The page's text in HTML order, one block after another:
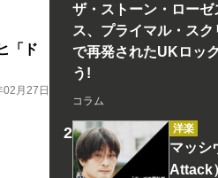
「ド
02月27日
ザ・ストーン・ロー
ス、プライマル・ス
で再発されたUKロッ
う!
コラム
洋楽
マッシ
Attack